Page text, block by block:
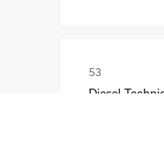
Diesel-